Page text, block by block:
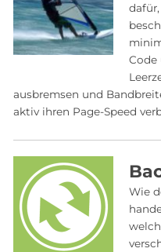
ausbremsen und
aktiv ihren Page-Speed
Wie